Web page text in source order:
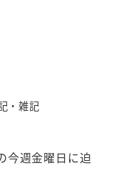
ー
・雑記
今週金曜日に迫